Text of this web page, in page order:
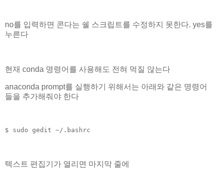
no를 입력하면 콘다는 쉘 스크립트를 수정하지 못한다. yes를
누른다
현재 conda 명령어를 사용해도 전혀 먹질 않는다
anaconda prompt를 실행하기 위해서는 아래와 같은 명령어
들을 추가해줘야 한다
$ sudo gedit ~/.bashrc
텍스트 편집기가 열리면 마지막 줄에